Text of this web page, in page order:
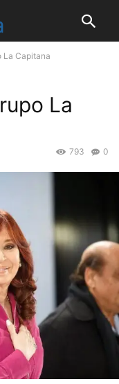
La Capitana
La
0
793